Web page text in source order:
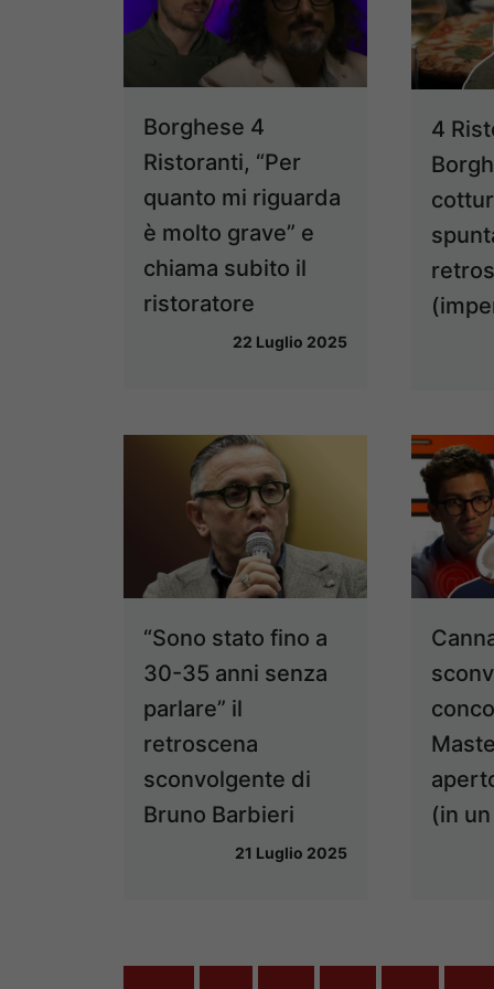
Borghese 4
Ristoranti, “Per
quanto mi riguarda
è molto grave” e
chiama subito il
ristoratore
22 Luglio 2025
4
“Sono stato fino a
30-35 anni senza
parlare” il
retroscena
sconvolgente di
Bruno Barbieri
21 Luglio 2025
(in